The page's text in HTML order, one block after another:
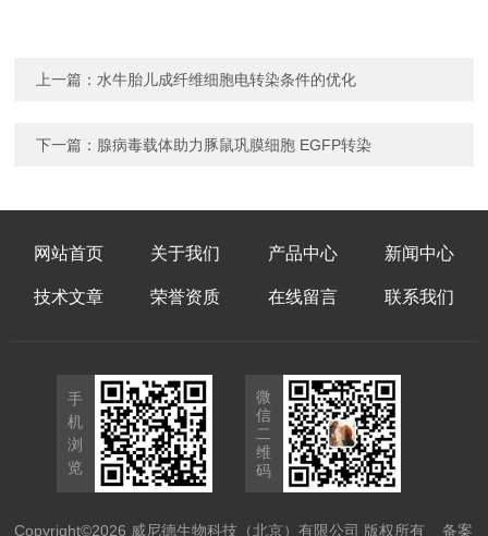
上一篇： 水牛胎儿成纤维细胞电转染条件的优化
下一篇： 腺病毒载体助力豚鼠巩膜细胞 EGFP转染
网站首页 关于我们 产品中心 新闻中心
技术文章 荣誉资质 在线留言 联系我们
手
机
浏
览
微
信
二
维
码
Copyright©2026 威尼德生物科技（北京）有限公司 版权所有备案